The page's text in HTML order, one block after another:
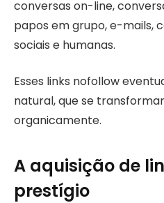
conversas on-line,
papos em grupo, e-mails,
sociais e humanas.
Esses links nofollow
natural, que se
organicamente.
A aquisição de
prestígio